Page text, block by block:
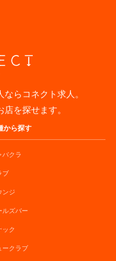
らコネクト求人。
を探せます。
から探す
バクラ
ブ
ンジ
ルズバー
ック
ークラブ